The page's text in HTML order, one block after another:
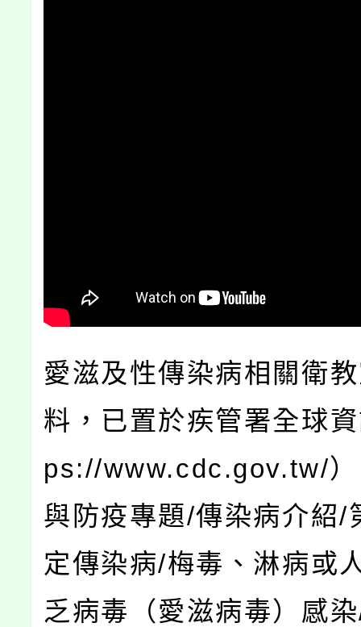
愛滋及性傳染病相關衛
料，已置於疾管署全球
ps://www.cdc.gov.tw/
與防疫專題/傳染病介紹/
定傳染病/梅毒、淋病或
乏病毒（愛滋病毒）感